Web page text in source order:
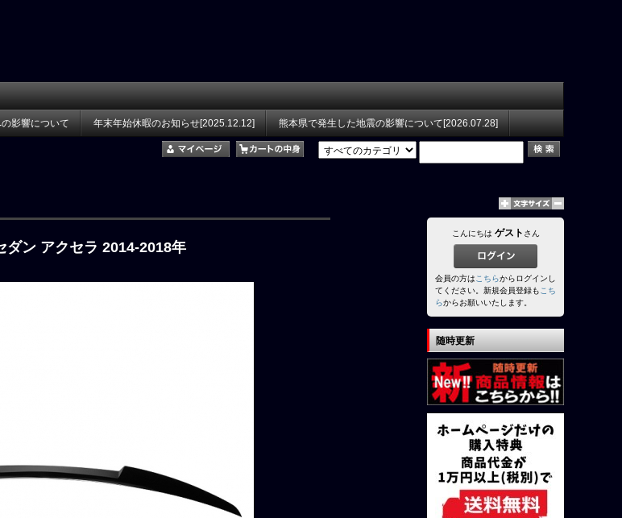
影響について 年末年始休暇のお知らせ[2025.12.12] 熊本県で発生した地震の影響について[2026.07.28]
ダン アクセラ 2014-2018年
こんにちは ゲスト さん
会員の方はこちらからログインし
てください。新規会員登録もこち
らからお願いいたします。
随時更新